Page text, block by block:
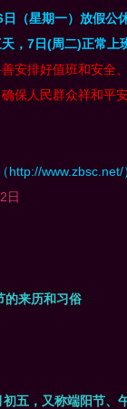
（星期一）放假公
，7日(周二)正常上
安排好值班和安全
保人民群众祥和平
（http://www.zbsc.net/
的来历和习俗
五，又称端阳节、